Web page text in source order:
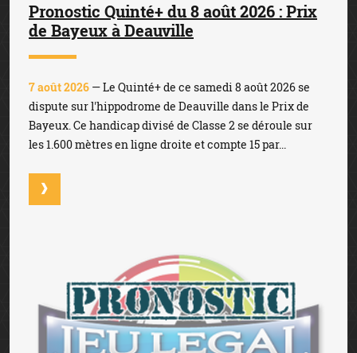
Pronostic Quinté+ du 8 août 2026 : Prix
de Bayeux à Deauville
7 août 2026 — Le Quinté+ de ce samedi 8 août 2026 se
dispute sur l'hippodrome de Deauville dans le Prix de
Bayeux. Ce handicap divisé de Classe 2 se déroule sur
les 1.600 mètres en ligne droite et compte 15 par...